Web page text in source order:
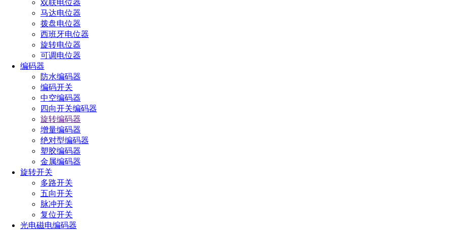
双联电位器
马达电位器
拨盘电位器
西班牙电位器
旋转电位器
可调电位器
编码器
防水编码器
编码开关
中空编码器
四向开关编码器
旋转编码器
增量编码器
绝对型编码器
塑胶编码器
金属编码器
旋转开关
多路开关
五向开关
脉冲开关
复位开关
光电磁电编码器